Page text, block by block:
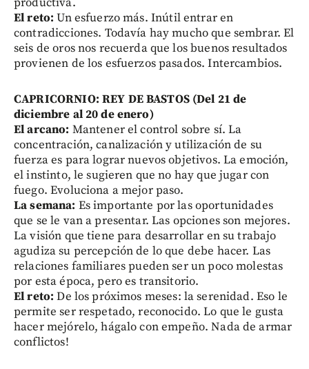
El reto: Un esfuerzo más. Inútil entrar en
contradicciones. Todavía hay mucho que sembrar. El
seis de oros nos recuerda que los buenos resultados
provienen de los esfuerzos pasados. Intercambios.
CAPRICORNIO: REY DE BASTOS (Del 21 de
diciembre al 20 de enero)
El arcano: Mantener el control sobre sí. La
concentración, canalización y utilización de su
fuerza es para lograr nuevos objetivos. La emoción,
el instinto, le sugieren que no hay que jugar con
fuego. Evoluciona a mejor paso.
La semana: Es importante por las oportunidades
que se le van a presentar. Las opciones son mejores.
La visión que tiene para desarrollar en su trabajo
agudiza su percepción de lo que debe hacer. Las
relaciones familiares pueden ser un poco molestas
por esta época, pero es transitorio.
El reto: De los próximos meses: la serenidad. Eso le
permite ser respetado, reconocido. Lo que le gusta
hacer mejórelo, hágalo con empeño. Nada de armar
conflictos!